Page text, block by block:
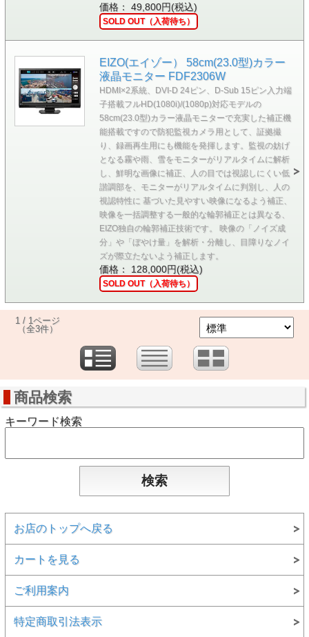
価格： 49,800円(税込)
SOLD OUT（入荷待ち）
EIZO(エイゾー） 58cm(23.0型)カラー
液晶モニター FDF2306W
HDMI×2系統、DVI-D 24ピン、D-Sub 15ピン入力端
子搭載フルHD(1080i)/(1080p)対応モデルの
58cm(23.0型)カラー液晶モニターで充実した補正機
能搭載ですので防犯監視カメラ用として、証拠撮
り、録画再生用にも機能を発揮します。監視の妨げ
となる霧や雨、雪をモニターがリアルタイムに解析
し、鮮明な画像に補正、人の目では視認しにくい低
諧調部を、モニターがリアルタイムに判別し、人の
視認特性に 基づいた見やすい映像になるよう補正、
映像を一括調整する一般的な輪郭補正とは異なる、
EIZO独自の輪郭補正技術です。 映像の「ノイズ成
分」や「ぼやけ量」を解析・分離し、目障りなノイ
ズが際立たないよう補正します。
価格： 128,000円(税込)
SOLD OUT（入荷待ち）
1 / 1ページ
（全3件）
商品検索
キーワード検索
お店のトップへ戻る
カートを見る
ご利用案内
特定商取引法表示